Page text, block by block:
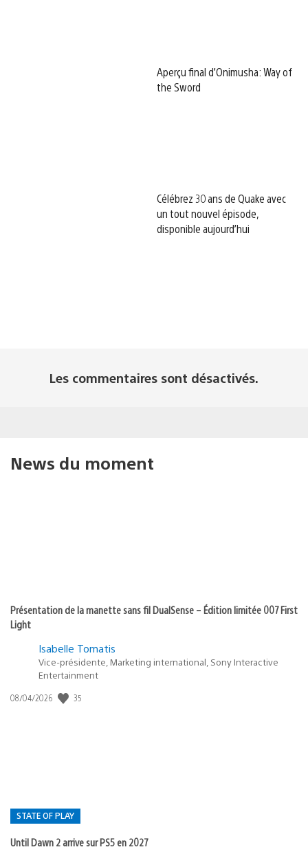
Aperçu final d’Onimusha: Way of
the Sword
Célébrez 30 ans de Quake avec
un tout nouvel épisode,
disponible aujourd’hui
Les commentaires sont désactivés.
News du moment
Présentation de la manette sans fil DualSense – Édition limitée 007 First
Light
Isabelle Tomatis
Vice-présidente, Marketing international, Sony Interactive
Entertainment
Date
08/04/2026 35
STATE OF PLAY
Until Dawn 2 arrive sur PS5 en 2027